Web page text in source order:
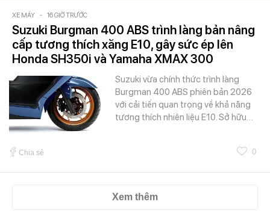
XE MÁY - 16 GIỜ TRƯỚC
Suzuki Burgman 400 ABS trình làng bản nâng
cấp tương thích xăng E10, gây sức ép lên
Honda SH350i và Yamaha XMAX 300
Suzuki vừa chính thức trình làng
Burgman 400 ABS phiên bản 2026
với cải tiến quan trọng về khả năng
tương thích nhiên liệu E10. Sở hữu…
Chia sẻ 0
Xem thêm